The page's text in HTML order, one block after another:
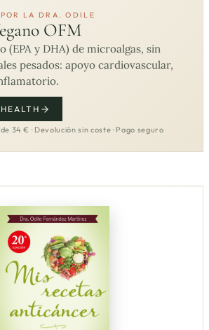
LA DRA. ODILE
OFM
(EPA y DHA) de microalgas, sin
pesados: apoyo cardiovascular,
34 € · Devolución sin coste · Pago seguro